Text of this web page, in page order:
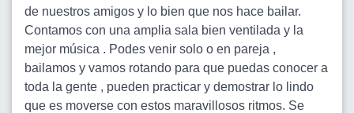
de nuestros amigos y lo bien que nos hace bailar.
Contamos con una amplia sala bien ventilada y la
mejor música . Podes venir solo o en pareja ,
bailamos y vamos rotando para que puedas conocer a
toda la gente , pueden practicar y demostrar lo lindo
que es moverse con estos maravillosos ritmos. Se